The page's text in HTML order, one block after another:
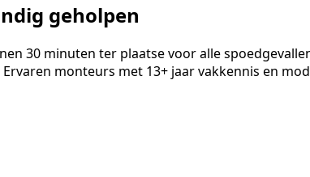
geholpen
30 minuten ter plaatse voor alle
monteurs met 13+ jaar vakkennis en